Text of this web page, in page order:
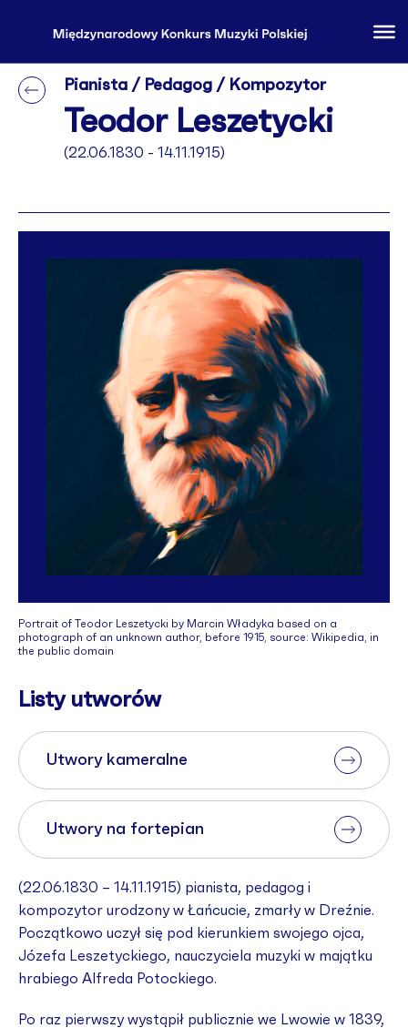
Pianista / Pedagog / Kompozytor
Teodor Leszetycki
(22.06.1830 - 14.11.1915)
Portrait of Teodor Leszetycki by Marcin Władyka based on a
photograph of an unknown author, before 1915, source: Wikipedia, in
the public domain
Listy utworów
Utwory kameralne
Utwory na fortepian
(22.06.1830 – 14.11.1915) pianista, pedagog i
kompozytor urodzony w Łańcucie, zmarły w Dreźnie.
Początkowo uczył się pod kierunkiem swojego ojca,
Józefa Leszetyckiego, nauczyciela muzyki w majątku
hrabiego Alfreda Potockiego.
Po raz pierwszy wystąpił publicznie we Lwowie w 1839,